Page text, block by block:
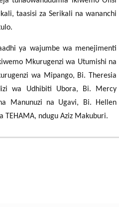
taasisi za Serikali na wananchi
ya wajumbe wa menejimenti
Mkurugenzi wa Utumishi na
wa Mipango, Bi. Theresia
wa Udhibiti Ubora, Bi. Mercy
Manunuzi na Ugavi, Bi. Hellen
TEHAMA, ndugu Aziz Makuburi.